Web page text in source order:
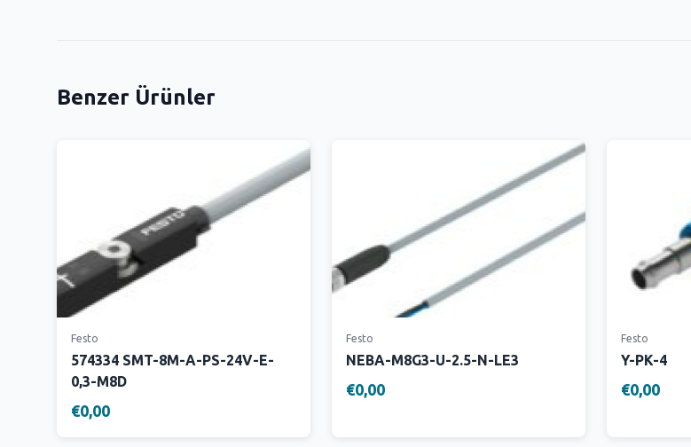
Benzer Ürünler
Festo
574334 SMT-8M-A-PS-24V-E-
0,3-M8D
€0,00
Festo
NEBA-M8G3-U-2.5-N-LE3
€0,00
Festo
Y-PK-4
€0,00